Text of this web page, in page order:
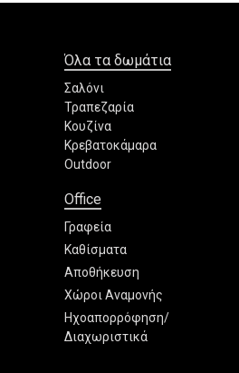
Όλα τα δωμάτια
Σαλόνι
Τραπεζαρία
Κουζίνα
Κρεβατοκάμαρα
Outdoor
Office
Γραφεία
Καθίσματα
Αποθήκευση
Χώροι Αναμονής
Ηχοαπορρόφηση/
Διαχωριστικά